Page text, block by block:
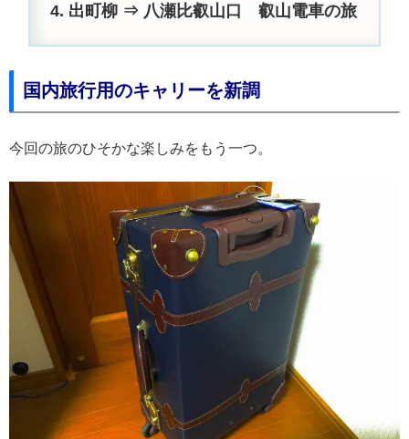
出町柳 ⇒ 八瀬比叡山口 叡山電車の旅
国内旅行用のキャリーを新調
今回の旅のひそかな楽しみをもう一つ。